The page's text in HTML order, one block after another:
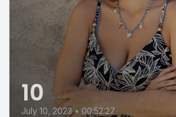
10
July 10, 2023 • 00:52:27